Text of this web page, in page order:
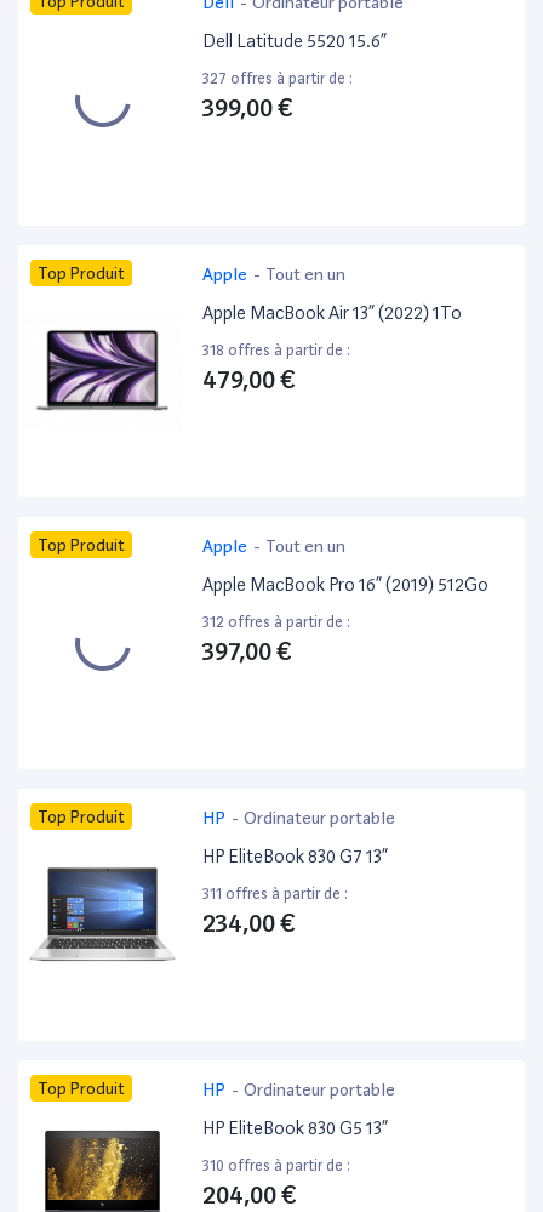
Dell Latitude 5520 15.6”
327 offres à partir de :
399,00 €
Top Produit Apple - Tout en un
Apple MacBook Air 13” (2022) 1To
318 offres à partir de :
479,00 €
Top Produit Apple - Tout en un
Apple MacBook Pro 16” (2019) 512Go
312 offres à partir de :
397,00 €
Top Produit HP - Ordinateur portable
HP EliteBook 830 G7 13”
311 offres à partir de :
234,00 €
Top Produit HP - Ordinateur portable
HP EliteBook 830 G5 13”
310 offres à partir de :
204,00 €